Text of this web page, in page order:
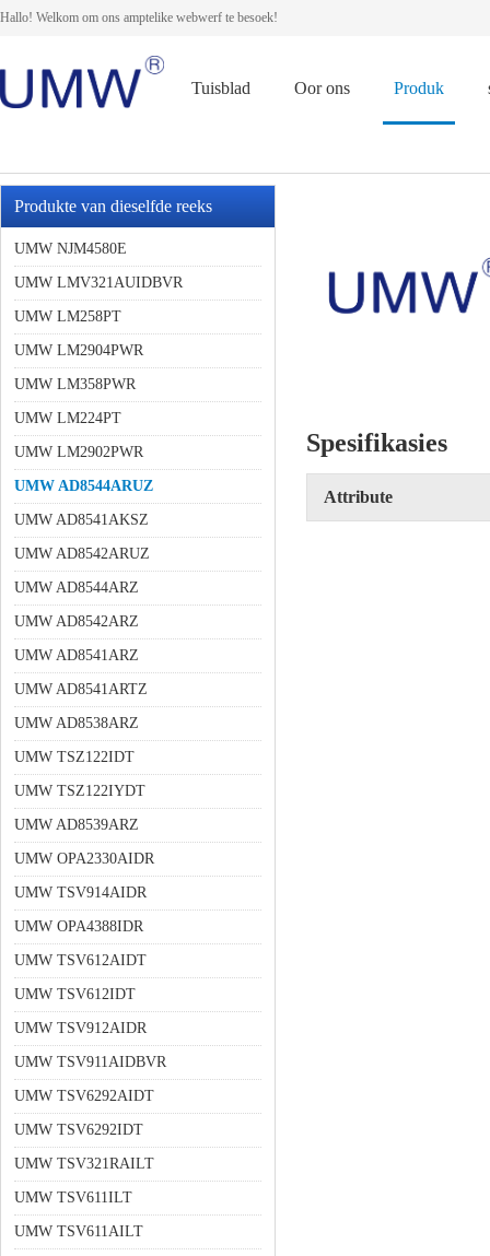
Hallo! Welkom om ons amptelike webwerf te besoek!
Tuisblad Oor ons Produk
Produkte van dieselfde reeks
UMW NJM4580E
UMW LMV321AUIDBVR
UMW LM258PT
UMW LM2904PWR
UMW LM358PWR
UMW LM224PT
UMW LM2902PWR
UMW AD8544ARUZ
UMW AD8541AKSZ
UMW AD8542ARUZ
UMW AD8544ARZ
UMW AD8542ARZ
UMW AD8541ARZ
UMW AD8541ARTZ
UMW AD8538ARZ
UMW TSZ122IDT
UMW TSZ122IYDT
UMW AD8539ARZ
UMW OPA2330AIDR
UMW TSV914AIDR
UMW OPA4388IDR
UMW TSV612AIDT
UMW TSV612IDT
UMW TSV912AIDR
UMW TSV911AIDBVR
UMW TSV6292AIDT
UMW TSV6292IDT
UMW TSV321RAILT
UMW TSV611ILT
UMW TSV611AILT
Spesifikasies
Attribute